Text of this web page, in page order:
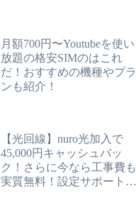
月額700円〜Youtubeを使い
放題の格安SIMのはこれ
だ！おすすめの機種やプラ
ンも紹介！
【光回線】nuro光加入で
45,000円キャッシュバッ
ク！さらに今なら工事費も
実質無料！設定サポートも